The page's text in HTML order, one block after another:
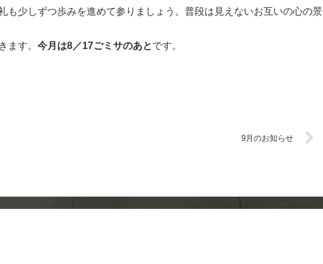
も少しずつ歩みを進めて参りましょう。普段は見えないお互いの心の景
ます。 今月は8／17ごミサのあとです。
9月のお知らせ